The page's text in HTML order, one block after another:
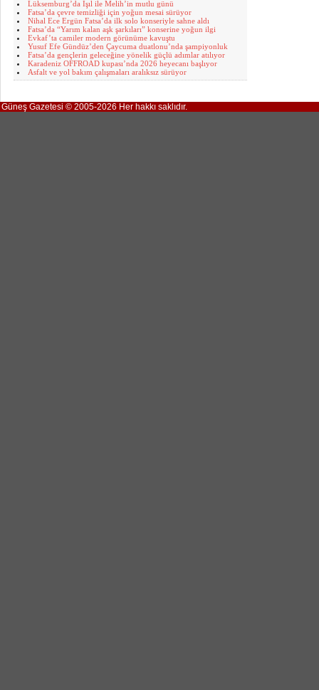
Lüksemburg’da Işıl ile Melih’in mutlu günü
Fatsa’da çevre temizliği için yoğun mesai sürüyor
Nihal Ece Ergün Fatsa’da ilk solo konseriyle sahne aldı
Fatsa’da “Yarım kalan aşk şarkıları” konserine yoğun ilgi
Evkaf’ta camiler modern görünüme kavuştu
Yusuf Efe Gündüz’den Çaycuma duatlonu’nda şampiyonluk
Fatsa’da gençlerin geleceğine yönelik güçlü adımlar atılıyor
Karadeniz OFFROAD kupası’nda 2026 heyecanı başlıyor
Asfalt ve yol bakım çalışmaları aralıksız sürüyor
Güneş Gazetesi © 2005-2026 Her hakkı saklıdır.